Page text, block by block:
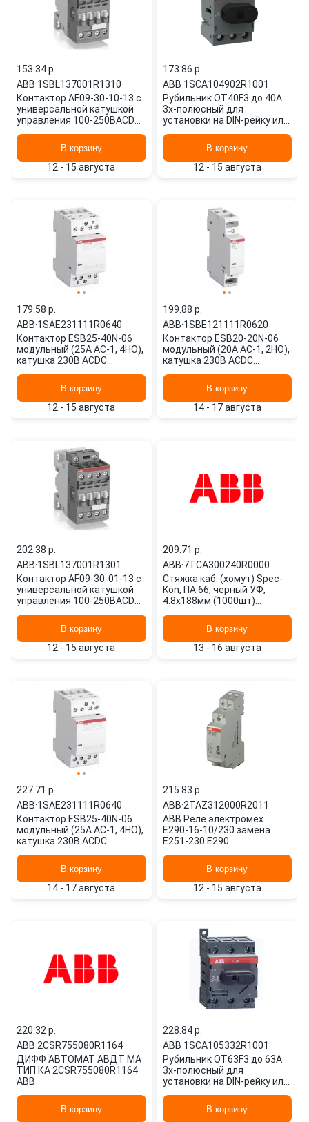
153.34 p.
ABB·1SBL137001R1310
Контактор AF09-30-10-13 с
универсальной катушкой
управления 100-250BACDC
В корзину
12 - 15 августа
173.86 p.
ABB·1SCA104902R1001
Рубильник OT40F3 до 40А
3х-полюсный для
установки на DIN-рейку или
резерв. ручко
1SCA104902R1001 ABB
В корзину
12 - 15 августа
179.58 p.
ABB·1SAE231111R0640
Контактор ESB25-40N-06
модульный (25А АС-1, 4НО),
катушка 230В ACDC
В корзину
12 - 15 августа
199.88 p.
ABB·1SBE121111R0620
Контактор ESB20-20N-06
модульный (20А АС-1, 2НО),
катушка 230В ACDC
В корзину
14 - 17 августа
202.38 p.
ABB·1SBL137001R1301
Контактор AF09-30-01-13 с
универсальной катушкой
управления 100-250BACDC
В корзину
12 - 15 августа
209.71 p.
ABB·7TCA300240R0000
Cтяжка каб. (хомут) Spec-
Kon, ПА 66, черный УФ,
4.8х188мм (1000шт)
В корзину
13 - 16 августа
227.71 p.
ABB·1SAE231111R0640
Контактор ESB25-40N-06
модульный (25А АС-1, 4НО),
катушка 230В ACDC
В корзину
14 - 17 августа
215.83 p.
ABB·2TAZ312000R2011
ABB Реле электромех.
E290-16-10/230 замена
Е251-230 Е290
В корзину
12 - 15 августа
220.32 p.
ABB·2CSR755080R1164
ДИФФ АВТОМАТ АВДТ МА
ТИП КА 2CSR755080R1164
ABB
В корзину
228.84 p.
ABB·1SCA105332R1001
Рубильник OT63F3 до 63А
3х-полюсный для
установки на DIN-рейку или
резерв. ручко
1SCA105332R1001 ABB
В корзину